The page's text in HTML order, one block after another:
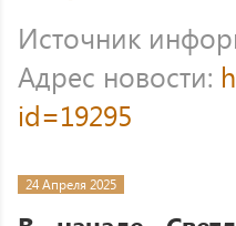
Источник
Адрес новости:
id=19295
24 Апреля 2025